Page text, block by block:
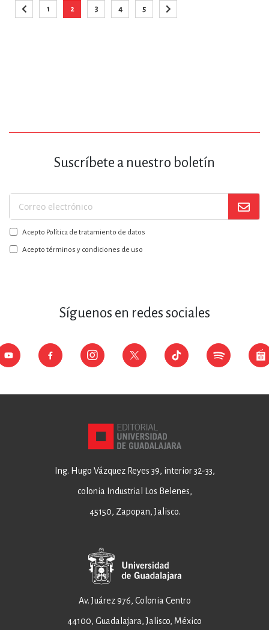
Página
Página
AnteriorPágina
1
Está viendo la página
2
Página
3
Página
4
Página
5
Página
Siguiente
Suscríbete a nuestro boletín
Suscríbase
a
nuestro
boletín:
Acepto Política de tratamiento de datos
Acepto términos y condiciones de uso
Síguenos en redes sociales
Ing. Hugo Vázquez Reyes 39, interior 32-33,
colonia Industrial Los Belenes,
45150, Zapopan, Jalisco.
Av. Juárez 976, Colonia Centro
44100, Guadalajara, Jalisco, México